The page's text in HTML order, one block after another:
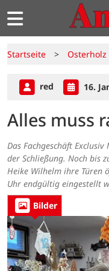
Startseite > Osterholz
red 16.
Alles muss
Das Fachgeschäft
der Schließung. Noch bis
Heike Wilhelm ihre Türen
Uhr endgültig eingestellt
Bilder